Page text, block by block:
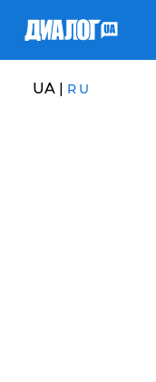
UA | RU